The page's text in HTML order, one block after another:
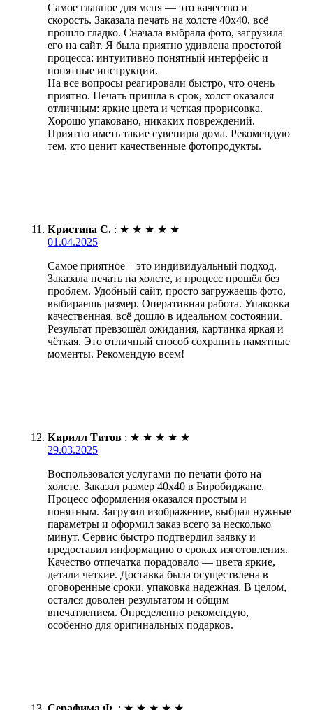
Самое главное для меня — это качество и
скорость. Заказала печать на холсте 40х40, всё
прошло гладко. Сначала выбрала фото, загрузила
его на сайт. Я была приятно удивлена простотой
процесса: интуитивно понятный интерфейс и
понятные инструкции.
На все вопросы реагировали быстро, что очень
приятно. Печать пришла в срок, холст оказался
отличным: яркие цвета и четкая прорисовка.
Хорошо упаковано, никаких повреждений.
Приятно иметь такие сувениры дома. Рекомендую
тем, кто ценит качественные фотопродукты.
Кристина С. : ★ ★ ★ ★ ★
01.04.2025
Самое приятное – это индивидуальный подход.
Заказала печать на холсте, и процесс прошёл без
проблем. Удобный сайт, просто загружаешь фото,
выбираешь размер. Оперативная работа. Упаковка
качественная, всё дошло в идеальном состоянии.
Результат превзошёл ожидания, картинка яркая и
чёткая. Это отличный способ сохранить памятные
моменты. Рекомендую всем!
Кирилл Титов : ★ ★ ★ ★ ★
29.03.2025
Воспользовался услугами по печати фото на
холсте. Заказал размер 40х40 в Биробиджане.
Процесс оформления оказался простым и
понятным. Загрузил изображение, выбрал нужные
параметры и оформил заказ всего за несколько
минут. Сервис быстро подтвердил заявку и
предоставил информацию о сроках изготовления.
Качество отпечатка порадовало — цвета яркие,
детали четкие. Доставка была осуществлена в
оговоренные сроки, упаковка надежная. В целом,
остался доволен результатом и общим
впечатлением. Определенно рекомендую,
особенно для оригинальных подарков.